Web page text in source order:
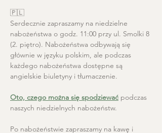
🇵🇱
Serdecznie zapraszamy na niedzielne
nabożeństwa o godz. 11:00 przy ul. Smolki 8
(2. piętro). Nabożeństwa odbywają się
głównie w języku polskim, ale podczas
każdego nabożeństwa dostępne są
angielskie biuletyny i tłumaczenie.
Oto, czego można się spodziewać podczas
naszych niedzielnych nabożeństw.
Po nabożeństwie zapraszamy na kawę i